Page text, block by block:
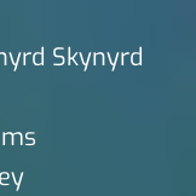
Skynyrd